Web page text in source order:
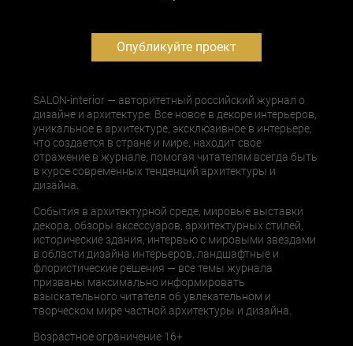
Опубликуйте проект
SALON-interior — авторитетный российский журнал о
дизайне и архитектуре. Все новое в декоре интерьеров,
уникальное в архитектуре, эксклюзивное в интерьере,
что создается в стране и мире, находит свое
отражение в журнале, помогая читателям всегда быть
в курсе современных тенденций архитектуры и
дизайна.
События в архитектурной среде, мировые выставки
декора, обзоры аксессуаров, архитектурных стилей,
исторические здания, интервью с мировыми звездами
в области дизайна интерьеров, ландшафтные и
флористические решения — все темы журнала
призваны максимально информировать
взыскательного читателя об увлекательном и
творческом мире частной архитектуры и дизайна.
Возрастное ограничение 16+